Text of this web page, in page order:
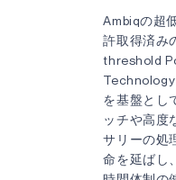
Ambiqの超
許取得済み
threshold
を基盤とし
ッチや高度
サリーの処
命を延ばし